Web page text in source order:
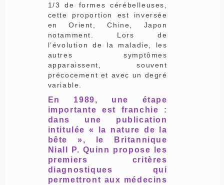
1/3 de formes cérébelleuses,
cette proportion est inversée
en Orient, Chine, Japon
notamment. Lors de
l’évolution de la maladie, les
autres symptômes
apparaissent, souvent
précocement et avec un degré
variable.
En 1989, une étape
importante est franchie :
dans une publication
intitulée « la nature de la
bête », le Britannique
Niall P. Quinn propose les
premiers critères
diagnostiques qui
permettront aux médecins